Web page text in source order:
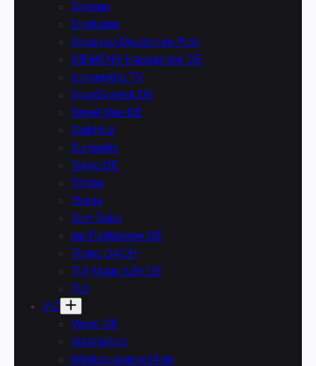
Sheego
Shirtlabor
Shop der Deutschen Post
SIEMENS Hausgeräte DE
sonnenklar.TV
SportScheck DE
Street One DE
StubHub
Sunparks
Takko DE
Tchibo
Thalia
Tom Tailor
top Parfümerie DE
Trotec DACH
TUI Magic Life DE
TUI
V-Z
Vevor DE
Vorteilshop
Werkzeugstore24.de